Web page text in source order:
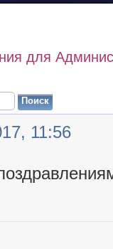
для
11:56